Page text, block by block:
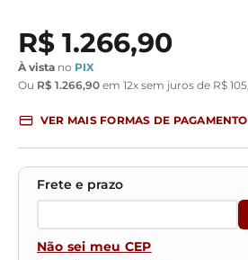
R$ 1.266,90
À vista no PIX
Ou R$ 1.266,90 em 12x sem juros de R$ 105
VER MAIS FORMAS DE PAGAMENTO
Não sei meu CEP